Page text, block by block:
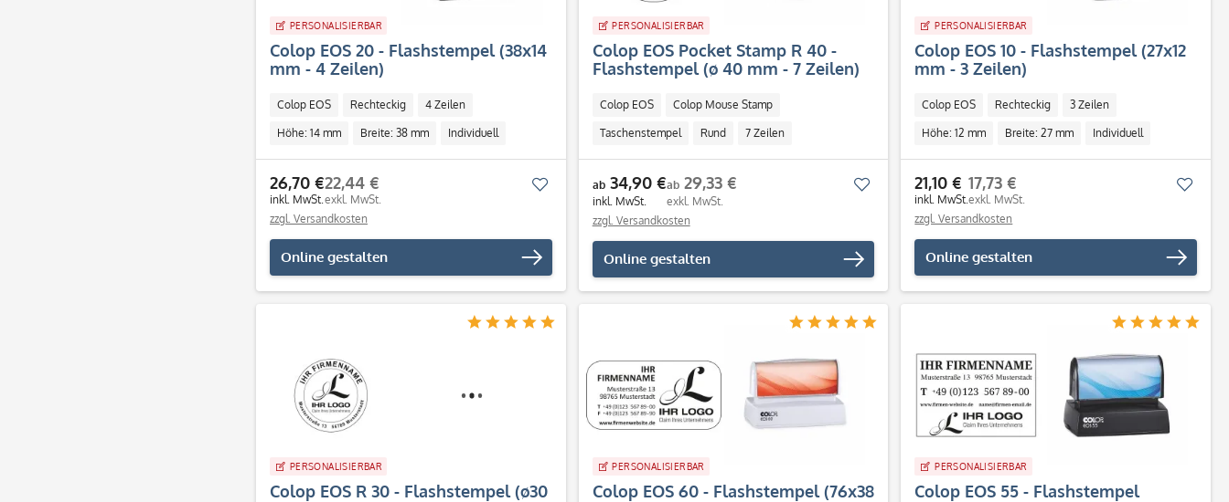
PERSONALISIERBAR
Colop EOS 20 - Flashstempel (38x14
mm - 4 Zeilen)
Colop EOS Rechteckig 4 Zeilen
Höhe: 14 mm Breite: 38 mm Individuell
26,70 €
inkl. MwSt.
22,44 €
exkl. MwSt.
zzgl. Versandkosten
Online gestalten
Merken
PERSONALISIERBAR
Colop EOS Pocket Stamp R 40 -
Flashstempel (ø 40 mm - 7 Zeilen)
Colop EOS Colop Mouse Stamp
Taschenstempel Rund 7 Zeilen
Höhe: 40 mm Breite: 40 mm
Individuell
ab34,90 €
inkl. MwSt.
ab29,33 €
exkl. MwSt.
zzgl. Versandkosten
Online gestalten
Merken
PERSONALISIERBAR
Colop EOS 10 - Flashstempel (27x12
mm - 3 Zeilen)
Colop EOS Rechteckig 3 Zeilen
Höhe: 12 mm Breite: 27 mm Individuell
21,10 €
inkl. MwSt.
17,73 €
exkl. MwSt.
zzgl. Versandkosten
Online gestalten
PERSONALISIERBAR
Colop EOS R 30 - Flashstempel (ø30
PERSONALISIERBAR
Colop EOS 60 - Flashstempel (76x38
PERSONALISIERBAR
Colop EOS 55 - Flashstempel